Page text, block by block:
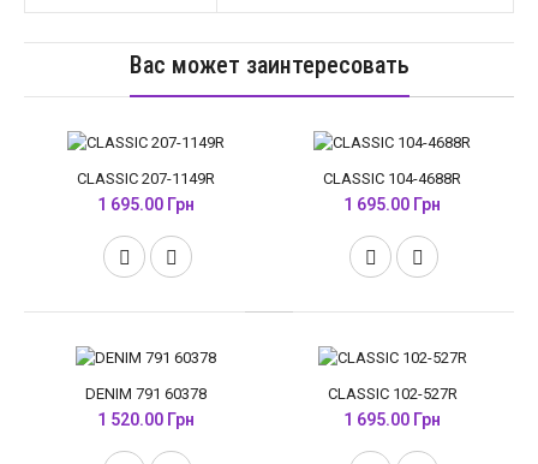
Вас может заинтересовать
CLASSIC 207-1149R
1 695.00 Грн
CLASSIC 104-4688R
1 695.00 Грн
DENIM 791 60378
1 520.00 Грн
CLASSIC 102-527R
1 695.00 Грн